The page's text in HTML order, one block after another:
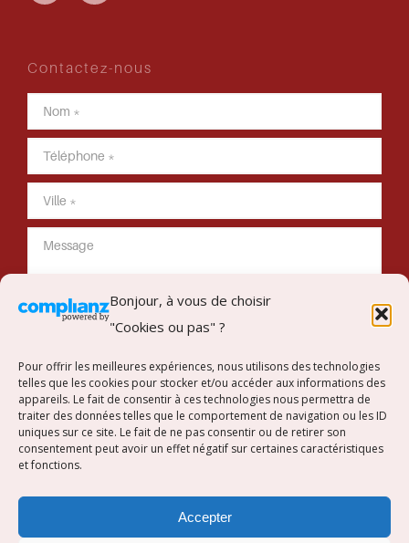
Bonjour, à vous de choisir
"Cookies ou pas" ?
Pour offrir les meilleures expériences, nous utilisons des technologies
telles que les cookies pour stocker et/ou accéder aux informations des
appareils. Le fait de consentir à ces technologies nous permettra de
traiter des données telles que le comportement de navigation ou les ID
uniques sur ce site. Le fait de ne pas consentir ou de retirer son
consentement peut avoir un effet négatif sur certaines caractéristiques
et fonctions.
Accepter
Contactez-nous
Envoyer mon message
Suivez-nous sur Instagram